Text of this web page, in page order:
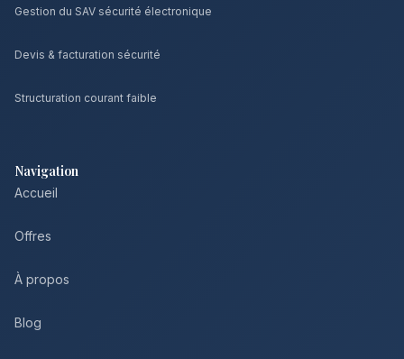
Gestion du SAV sécurité électronique
Devis & facturation sécurité
Structuration courant faible
Navigation
Accueil
Offres
À propos
Blog